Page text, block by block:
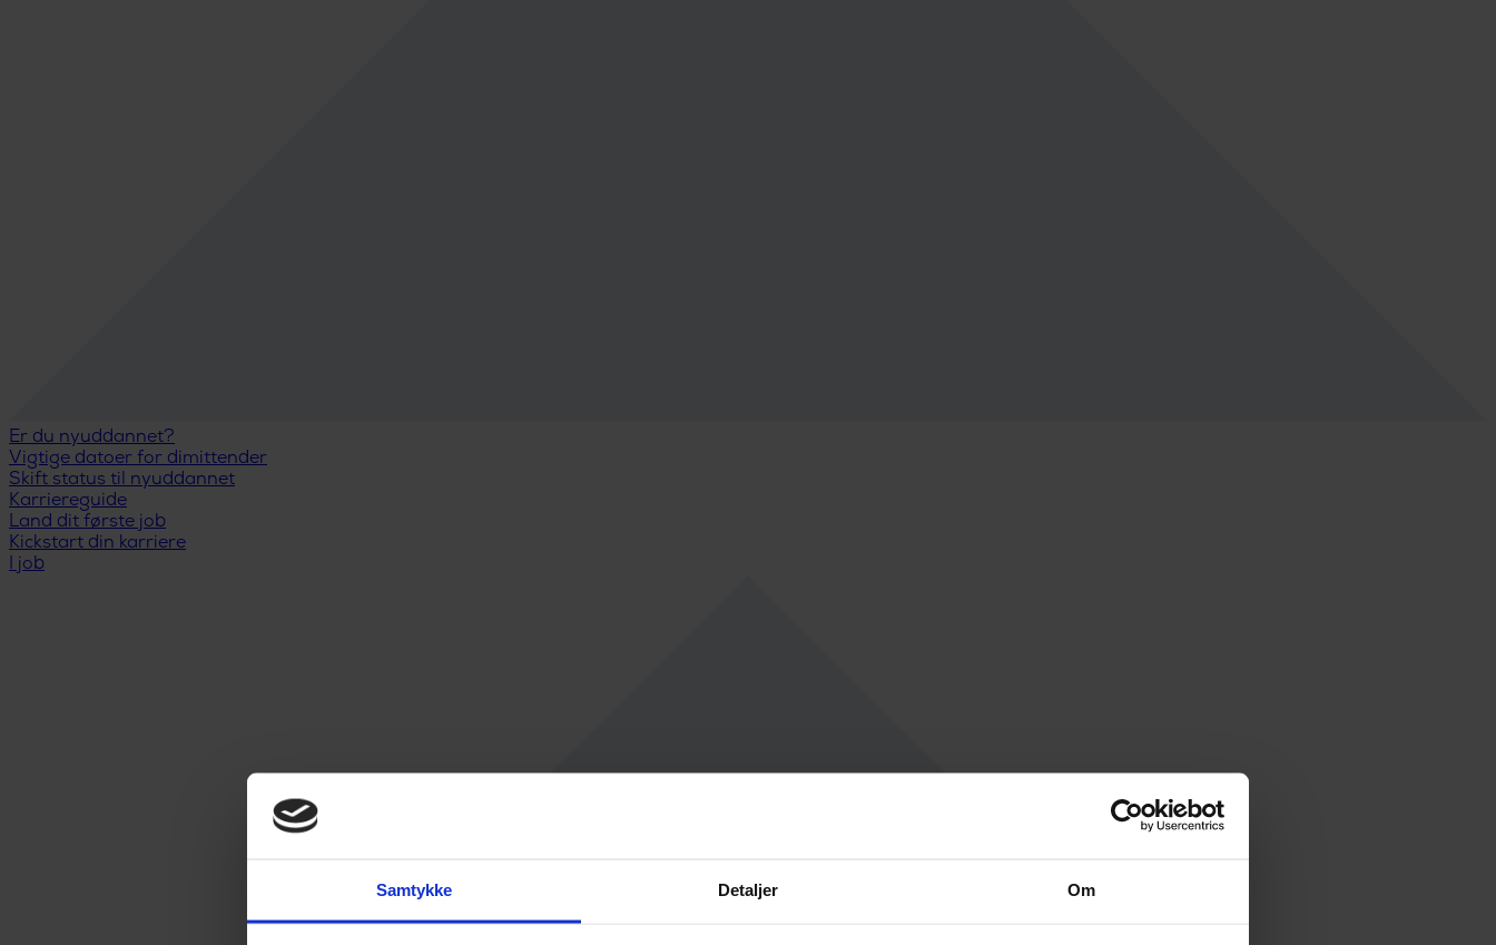
Samtykke Detaljer Om
Er du nyuddannet?
Vigtige datoer for dimittender
Skift status til nyuddannet
Karriereguide
Land dit første job
Kickstart din karriere
I job